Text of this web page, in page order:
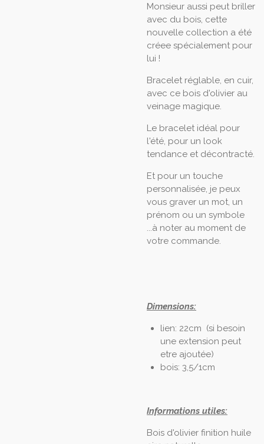
Monsieur aussi peut briller
avec du bois, cette
nouvelle collection a été
créee spécialement pour
lui !
Bracelet réglable, en cuir,
avec ce bois d'olivier au
veinage magique.
Le bracelet idéal pour
l'été, pour un look
tendance et décontracté.
Et pour un touche
personnalisée, je peux
vous graver un mot, un
prénom ou un symbole
...à noter au moment de
votre commande.
Dimensions:
lien: 22cm (si besoin
une extension peut
etre ajoutée)
bois: 3,5/1cm
Informations utiles:
Bois d'olivier finition huile